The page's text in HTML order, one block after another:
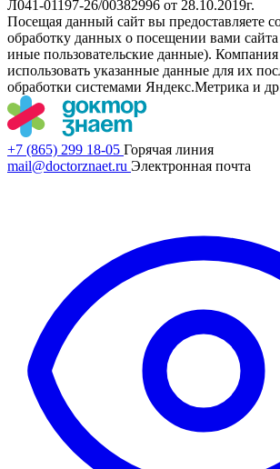
Л041-01197-26/00382996 от 28.10.2019г.
Посещая данный сайт вы предоставляете
обработку данных о посещении вами
иные пользовательские данные).
использовать указанные данные для их
обработки системами Яндекс.Метрика и
+7 (865) 299 18-05 Горячая линия
mail@doctorznaet.ru Электронная почта